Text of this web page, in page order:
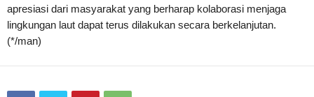
apresiasi dari masyarakat yang berharap kolaborasi menjaga
lingkungan laut dapat terus dilakukan secara berkelanjutan.
(*/man)